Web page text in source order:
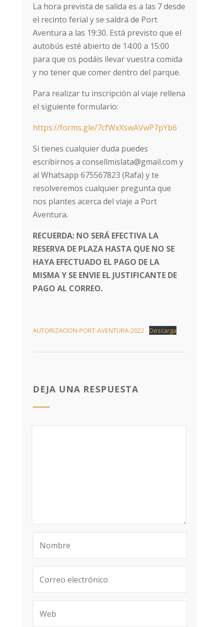
La hora prevista de salida es a las 7 desde
el recinto ferial y se saldrá de Port
Aventura a las 19:30. Está previsto que el
autobús esté abierto de 14:00 a 15:00
para que os podáis llevar vuestra comida
y no tener que comer dentro del parque.
Para realizar tu inscripción al viaje rellena
el siguiente formulario:
https://forms.gle/7cfWxXswAVwP7pYb6
Si tienes cualquier duda puedes
escribirnos a consellmislata@gmail.com y
al Whatsapp 675567823 (Rafa) y te
resolveremos cualquier pregunta que
nos plantes acerca del viaje a Port
Aventura.
RECUERDA: NO SERÁ EFECTIVA LA
RESERVA DE PLAZA HASTA QUE NO SE
HAYA EFECTUADO EL PAGO DE LA
MISMA Y SE ENVIE EL JUSTIFICANTE DE
PAGO AL CORREO.
AUTORIZACION-PORT-AVENTURA-2022 Descarga
DEJA UNA RESPUESTA